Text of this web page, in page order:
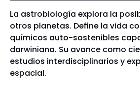
La astrobiología explora la
otros planetas. Define la vida
químicos auto-sostenibles
darwiniana. Su avance como
estudios interdisciplinarios y
espacial.